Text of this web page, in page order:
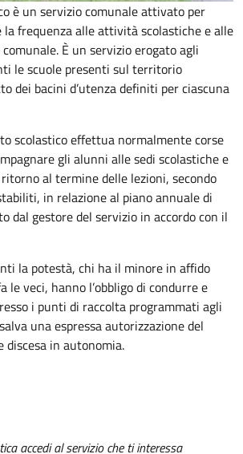
è un servizio comunale attivato per
la frequenza alle attività scolastiche e alle
È un servizio erogato agli
le scuole presenti sul territorio
dei bacini d’utenza definiti per ciascuna
scolastico effettua normalmente corse
gli alunni alle sedi scolastiche e
al termine delle lezioni, secondo
in relazione al piano annuale di
dal gestore del servizio in accordo con il
la potestà, chi ha il minore in affido
le veci, hanno l’obbligo di condurre e
i punti di raccolta programmati agli
una espressa autorizzazione del
discesa in autonomia.
accedi al servizio che ti interessa